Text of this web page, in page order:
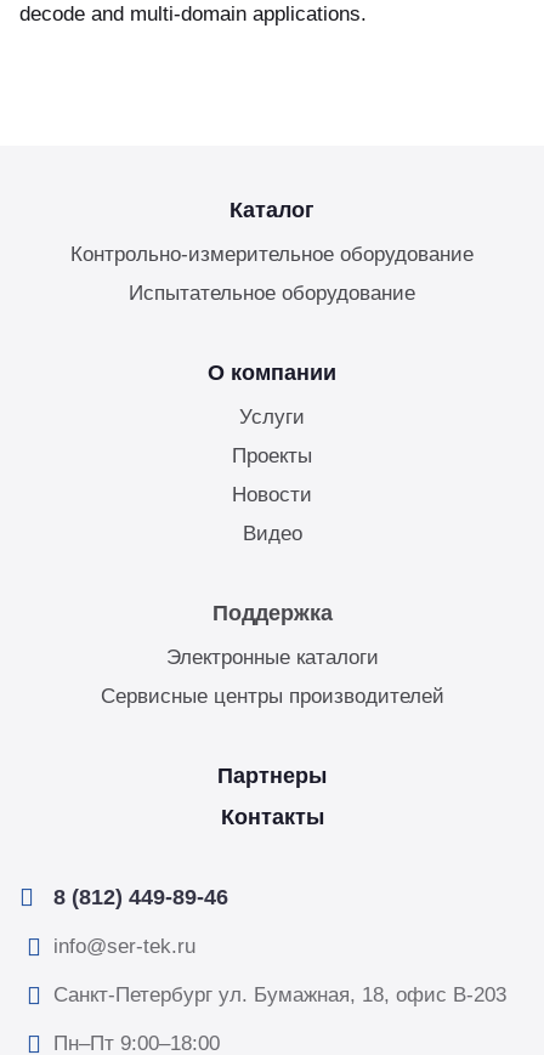
decode and multi-domain applications.
Каталог
Контрольно-измерительное оборудование
Испытательное оборудование
О компании
Услуги
Проекты
Новости
Видео
Поддержка
Электронные каталоги
Сервисные центры производителей
Партнеры
Контакты
8 (812) 449-89-46
info@ser-tek.ru
Санкт-Петербург ул. Бумажная, 18, офис B-203
Пн–Пт 9:00–18:00